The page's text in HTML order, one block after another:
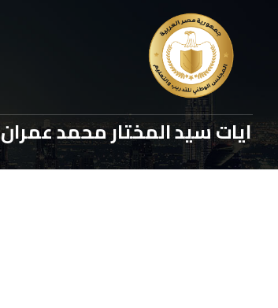
ايات سيد المختار محمد عمران